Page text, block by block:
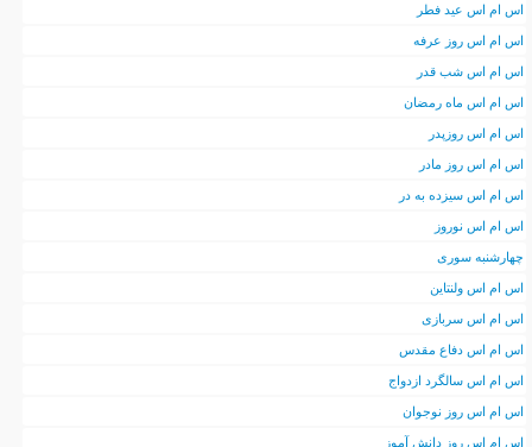
اس ام اس عید فطر
اس ام اس روز عرفه
اس ام اس شب قدر
اس ام اس ماه رمضان
اس ام اس روزپدر
اس ام اس روز مادر
اس ام اس سیزده به در
اس ام اس نوروز
چهارشنبه سوری
اس ام اس ولنتاین
اس ام اس سربازی
اس ام اس دفاع مقدس
اس ام اس سالگرد ازدواج
اس ام اس روز نوجوان
اس ام اس روز دانش آموز